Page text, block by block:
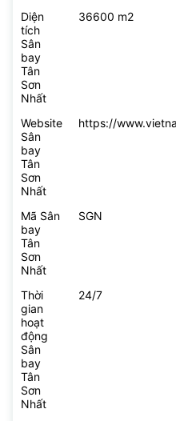
Diện
tích
Sân
bay
Tân
Sơn
Nhất
36600 m2
Website
Sân
bay
Tân
Sơn
Nhất
https://
Mã Sân
bay
Tân
Sơn
Nhất
SGN
Thời
gian
hoạt
động
Sân
bay
Tân
Sơn
Nhất
24/7